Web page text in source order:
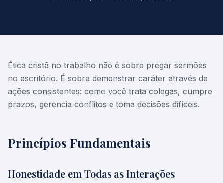
Ética cristã no trabalho não é sobre pregar sermões
no escritório. É sobre demonstrar caráter através de
ações consistentes: como você trata colegas, cumpre
prazos, gerencia conflitos e toma decisões difíceis.
Princípios Fundamentais
Honestidade em Todas as Interações